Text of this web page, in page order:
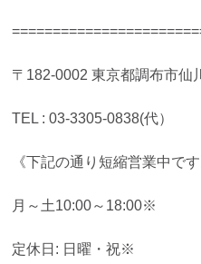
〒182-0002 東京都調布市仙
TEL : 03-3305-0838(代）
《下記の通り短縮営業中です
月～土10:00～18:00※
定休日: 日曜・祝※